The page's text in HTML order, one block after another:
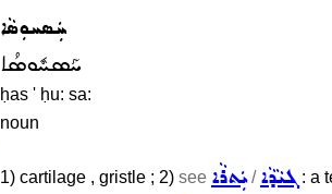
ܚܲܣܚܘܼܣܵܐ
ܚܰܣܚܽܘܣܳܐ
ḥas ' ḥu: sa:
noun
1) cartilage , gristle ; 2) see ܝܲܬܪܵܐ/ܓܝܵܕܵܐ : a